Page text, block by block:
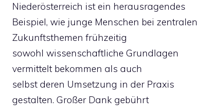
Niederösterreich ist ein herausragendes
Beispiel, wie junge Menschen bei zentralen
Zukunftsthemen frühzeitig
sowohl wissenschaftliche Grundlagen
vermittelt bekommen als auch
selbst deren Umsetzung in der Praxis
gestalten. Großer Dank gebührt